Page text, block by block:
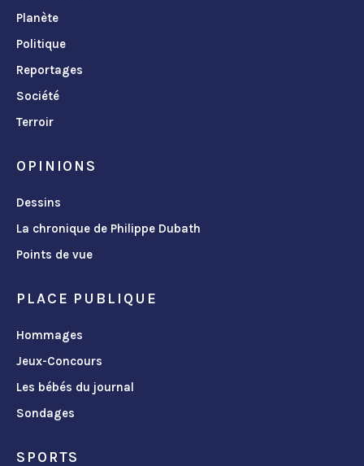
Planète
Politique
Reportages
Société
Terroir
OPINIONS
Dessins
La chronique de Philippe Dubath
Points de vue
PLACE PUBLIQUE
Hommages
Jeux-Concours
Les bébés du journal
Sondages
SPORTS